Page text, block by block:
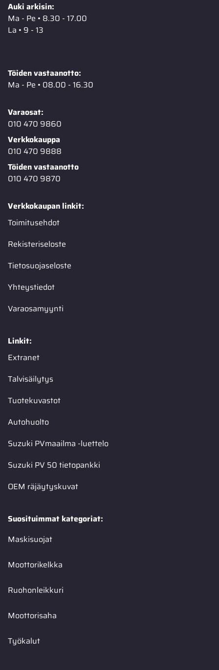
Auki arkisin:
Ma - Pe • 8.30 - 17.00
La • 9 - 13
Töiden vastaanotto:
Ma - Pe • 08.00 - 16.30
Varaosat:
010 470 9860
Verkkokauppa
010 470 9888
Töiden vastaanotto
010 470 9870
Verkkokaupan linkit:
Toimitusehdot
Rekisteriseloste
Tietosuojaseloste
Yhteystiedot
Varaosamyynti
Linkit:
Extranet
Talvisäilytys
Tuotekuvastot
Autohuolto
Suzuki PVmaailma -luettelo
Suzuki PV 50 tietopankki
OEM räjäytyskuvat
Suosituimmat kategoriat:
Maskisuojat
Moottorikelkka
Ruohonleikkuri
Moottorisaha
Työkalut